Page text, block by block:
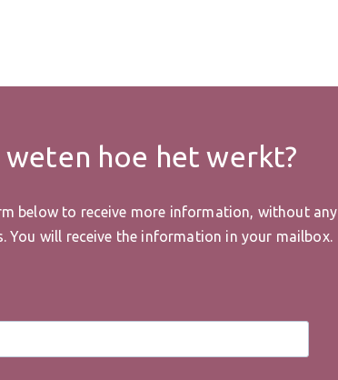
weten hoe het werkt?
below to receive more information, without any
You will receive the information in your mailbox.